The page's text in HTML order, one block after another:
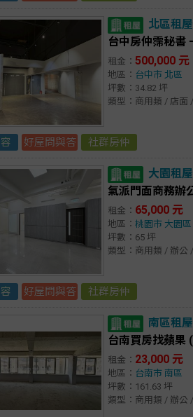
北區租屋
台中房仲霈秘書
租金： 500,000 元
地區： 台中市 北區
坪數：34.82 坪
類型：商用類 / 店面
好屋問與答 社群房仲
大園租屋
氣派門面商務辦
租金： 65,000 元
地區： 桃園市 大園區
坪數：65 坪
類型：商用類 / 辦公
好屋問與答 社群房仲
南區租屋
台南買房找蘋果
租金： 23,000 元
地區： 台南市 南區
坪數：161.63 坪
類型：商用類 / 辦公